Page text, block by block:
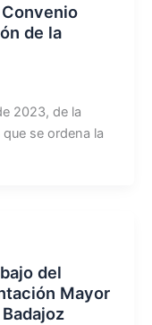
de la
2023, de la
se ordena la
del
Mayor